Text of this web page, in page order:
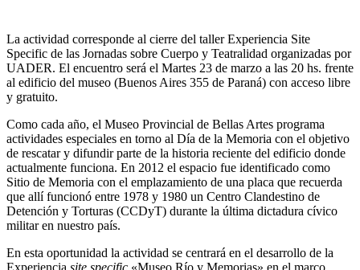
La actividad corresponde al cierre del taller Experiencia Site
Specific de las Jornadas sobre Cuerpo y Teatralidad organizadas por
UADER. El encuentro será el Martes 23 de marzo a las 20 hs. frente
al edificio del museo (Buenos Aires 355 de Paraná) con acceso libre
y gratuito.
Como cada año, el Museo Provincial de Bellas Artes programa
actividades especiales en torno al Día de la Memoria con el objetivo
de rescatar y difundir parte de la historia reciente del edificio donde
actualmente funciona. En 2012 el espacio fue identificado como
Sitio de Memoria con el emplazamiento de una placa que recuerda
que allí funcionó entre 1978 y 1980 un Centro Clandestino de
Detención y Torturas (CCDyT) durante la última dictadura cívico
militar en nuestro país.
En esta oportunidad la actividad se centrará en el desarrollo de la
Experiencia site specific «Museo Río y Memorias» en el marco